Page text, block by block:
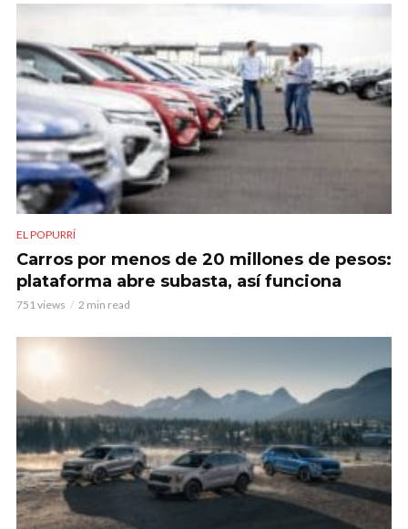
EL POPURRÍ
Carros por menos de 20 millones de pesos:
plataforma abre subasta, así funciona
751 views 2 min read